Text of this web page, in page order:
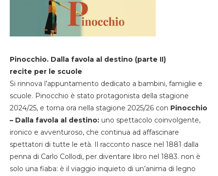
Pinocchio. Dalla favola al destino (parte II)
recite per le scuole
Si rinnova l’appuntamento dedicato a bambini, famiglie e
scuole. Pinocchio è stato protagonista della stagione
2024/25, e torna ora nella stagione 2025/26 con Pinocchio
– Dalla favola al destino: uno spettacolo coinvolgente,
ironico e avventuroso, che continua ad affascinare
spettatori di tutte le età. Il racconto nasce nel 1881 dalla
penna di Carlo Collodi, per diventare libro nel 1883. non è
solo una fiaba: è il viaggio inquieto di un’anima di legno